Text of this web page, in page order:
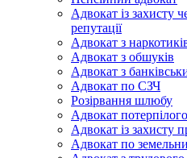
Адвокат із захисту
репутації
Адвокат з
Адвокат з обшуків
Адвокат з
Адвокат по СЗЧ
Розірвання шлюбу
Адвокат
Адвокат із захисту
Адвокат по